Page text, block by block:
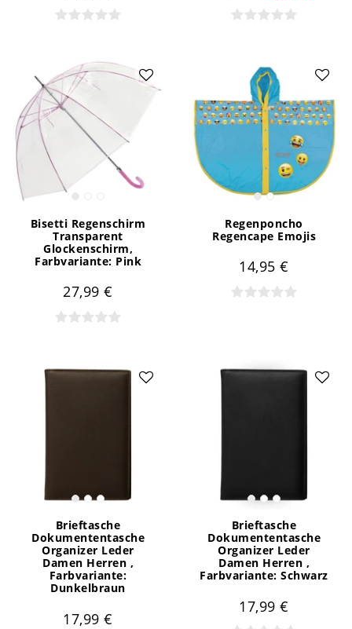
Bisetti Regenschirm
Transparent
Glockenschirm,
Farbvariante: Pink
27,99 €
Regenponcho
Regencape Emojis
14,95 €
Brieftasche
Dokumententasche
Organizer Leder
Damen Herren ,
Farbvariante:
Dunkelbraun
17,99 €
Brieftasche
Dokumententasche
Organizer Leder
Damen Herren ,
Farbvariante: Schwarz
17,99 €